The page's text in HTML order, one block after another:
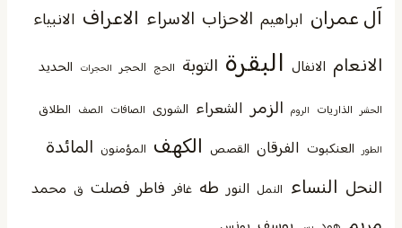
آل عمران ابراهيم الاحزاب الاسراء الاعراف الانبياء
الانعام الانفال البقرة التوبة الحج الحجر الحجرات الحديد
الحشر الذاريات الروم الزمر الشعراء الشورى الصافات الصف الطلاق
الطور العنكبوت الفرقان القصص الكهف المؤمنون المائدة
النحل النساء النمل النور طه غافر فاطر فصلت ق محمد